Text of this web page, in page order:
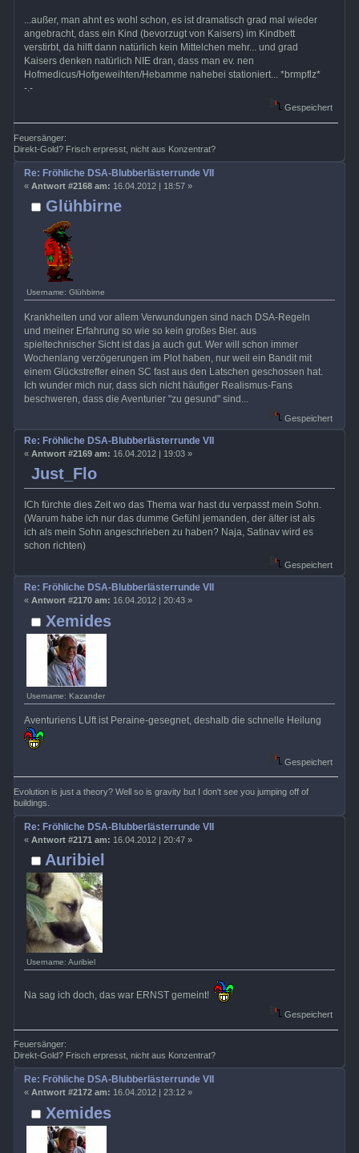
...außer, man ahnt es wohl schon, es ist dramatisch grad mal wieder
angebracht, dass ein Kind (bevorzugt von Kaisers) im Kindbett
verstirbt, da hilft dann natürlich kein Mittelchen mehr... und grad
Kaisers denken natürlich NIE dran, dass man ev. nen
Hofmedicus/Hofgeweihten/Hebamme nahebei stationiert... *brmpflz*
-.-
Gespeichert
Feuersänger:
Direkt-Gold? Frisch erpresst, nicht aus Konzentrat?
Glühbirne
Username: Glühbirne
Re: Fröhliche DSA-Blubberlästerrunde VII
« Antwort #2168 am: 16.04.2012 | 18:57 »
Krankheiten und vor allem Verwundungen sind nach DSA-Regeln
und meiner Erfahrung so wie so kein großes Bier. aus
spieltechnischer Sicht ist das ja auch gut. Wer will schon immer
Wochenlang verzögerungen im Plot haben, nur weil ein Bandit mit
einem Glückstreffer einen SC fast aus den Latschen geschossen hat.
Ich wunder mich nur, dass sich nicht häufiger Realismus-Fans
beschweren, dass die Aventurier "zu gesund" sind...
Gespeichert
Just_Flo
Re: Fröhliche DSA-Blubberlästerrunde VII
« Antwort #2169 am: 16.04.2012 | 19:03 »
ICh fürchte dies Zeit wo das Thema war hast du verpasst mein Sohn.
(Warum habe ich nur das dumme Gefühl jemanden, der älter ist als
ich als mein Sohn angeschrieben zu haben? Naja, Satinav wird es
schon richten)
Gespeichert
Xemides
Username: Kazander
Re: Fröhliche DSA-Blubberlästerrunde VII
« Antwort #2170 am: 16.04.2012 | 20:43 »
Aventuriens LUft ist Peraine-gesegnet, deshalb die schnelle Heilung
Gespeichert
Evolution is just a theory? Well so is gravity but I don't see you jumping off of
buildings.
Auribiel
Username: Auribiel
Re: Fröhliche DSA-Blubberlästerrunde VII
« Antwort #2171 am: 16.04.2012 | 20:47 »
Na sag ich doch, das war ERNST gemeint!
Gespeichert
Feuersänger:
Direkt-Gold? Frisch erpresst, nicht aus Konzentrat?
Xemides
Re: Fröhliche DSA-Blubberlästerrunde VII
« Antwort #2172 am: 16.04.2012 | 23:12 »